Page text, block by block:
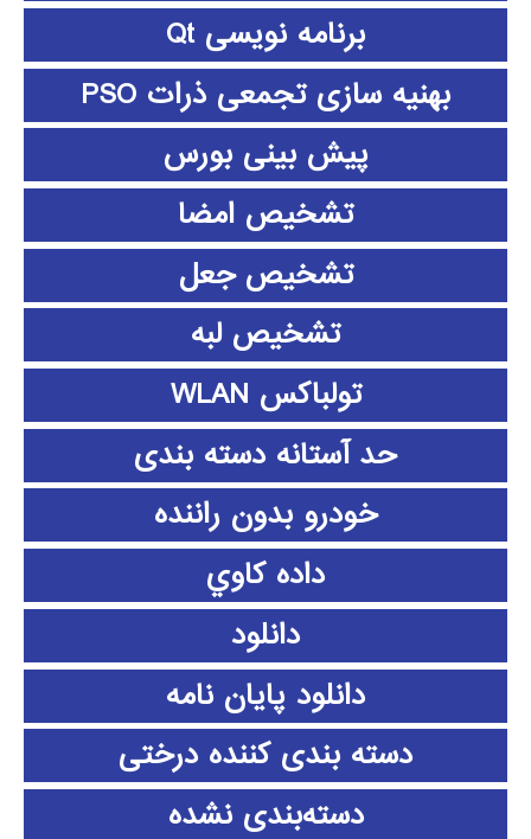
برنامه نویسی Qt
بهنیه سازی تجمعی ذرات PSO
پیش بینی بورس
تشخیص امضا
تشخیص جعل
تشخیص لبه
تولباکس WLAN
حد آستانه دسته بندی
خودرو بدون راننده
داده كاوي
دانلود
دانلود پايان نامه
دسته بندی کننده درختی
دسته‌بندی نشده